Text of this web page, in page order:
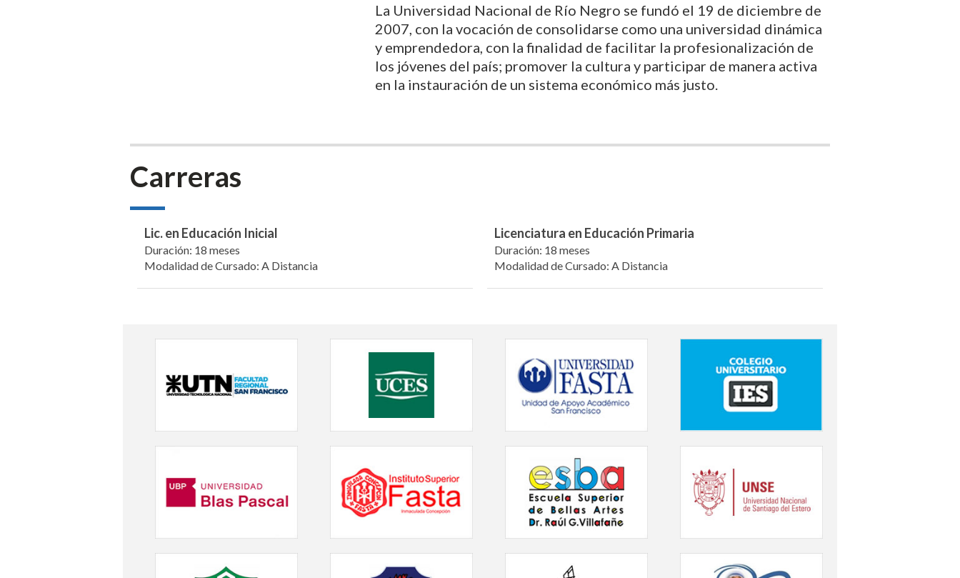
La Universidad Nacional de Río Negro se fundó el 19 de diciembre de
2007, con la vocación de consolidarse como una universidad dinámica
y emprendedora, con la finalidad de facilitar la profesionalización de
los jóvenes del país; promover la cultura y participar de manera activa
en la instauración de un sistema económico más justo.
Carreras
Lic. en Educación Inicial
Duración: 18 meses
Modalidad de Cursado: A Distancia
Licenciatura en Educación Primaria
Duración: 18 meses
Modalidad de Cursado: A Distancia